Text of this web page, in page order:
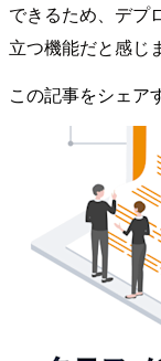
できるため、デプ
立つ機能だと感じ
この記事をシェア